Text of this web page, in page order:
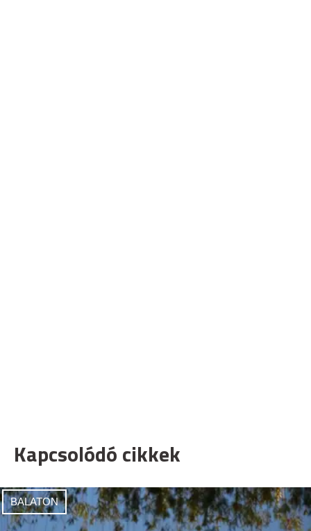
Kapcsolódó cikkek
BALATON